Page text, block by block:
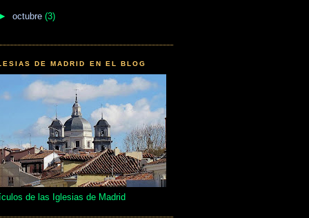
octubre (3)
DE MADRID EN EL BLOG
de las Iglesias de Madrid